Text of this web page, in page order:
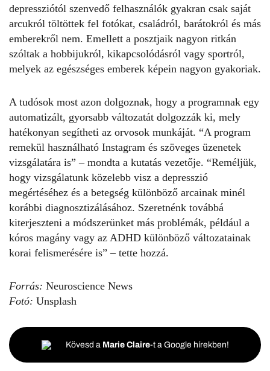
depressziótól szenvedő felhasználók gyakran csak saját
arcukról töltöttek fel fotókat, családról, barátokról és más
emberekről nem. Emellett a posztjaik nagyon ritkán
szóltak a hobbijukról, kikapcsolódásról vagy sportról,
melyek az egészséges emberek képein nagyon gyakoriak.
A tudósok most azon dolgoznak, hogy a programnak egy
automatizált, gyorsabb változatát dolgozzák ki, mely
hatékonyan segítheti az orvosok munkáját. “A program
remekül használható Instagram és szöveges üzenetek
vizsgálatára is” – mondta a kutatás vezetője. “Reméljük,
hogy vizsgálatunk közelebb visz a depresszió
megértéséhez és a betegség különböző arcainak minél
korábbi diagnosztizálásához. Szeretnénk továbbá
kiterjeszteni a módszerünket más problémák, például a
kóros magány vagy az ADHD különböző változatainak
korai felismerésére is” – tette hozzá.
Forrás: Neuroscience News
Fotó: Unsplash
Kövesd a Marie Claire-t a Google hírekben!